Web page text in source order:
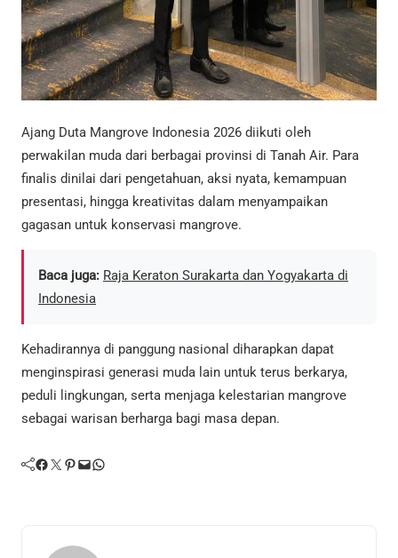
Ajang Duta Mangrove Indonesia 2026 diikuti oleh
perwakilan muda dari berbagai provinsi di Tanah Air. Para
finalis dinilai dari pengetahuan, aksi nyata, kemampuan
presentasi, hingga kreativitas dalam menyampaikan
gagasan untuk konservasi mangrove.
Baca juga: Raja Keraton Surakarta dan Yogyakarta di
Indonesia
Kehadirannya di panggung nasional diharapkan dapat
menginspirasi generasi muda lain untuk terus berkarya,
peduli lingkungan, serta menjaga kelestarian mangrove
sebagai warisan berharga bagi masa depan.
Facebook Twitter Pinterest Mail WhatsApp